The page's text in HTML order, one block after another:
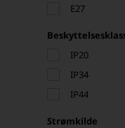
E27
IP20
IP34
IP44
Strømkilde